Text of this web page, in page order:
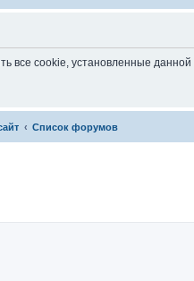
все cookie, установленные
Список форумов